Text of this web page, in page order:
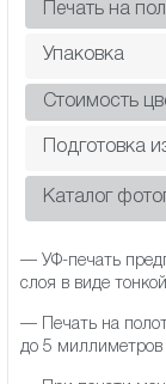
Печать на
Упаковка
Стоимость
Подготовка
Каталог
— УФ-печать
слоя в виде
— Печать на
до 5 миллиметров